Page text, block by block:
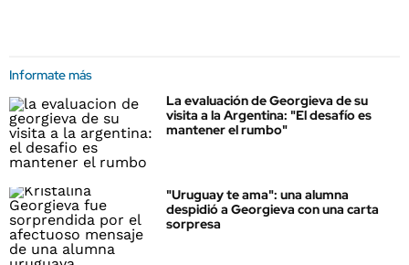
Informate más
La evaluación de Georgieva de su
visita a la Argentina: "El desafío es
mantener el rumbo"
"Uruguay te ama": una alumna
despidió a Georgieva con una carta
sorpresa